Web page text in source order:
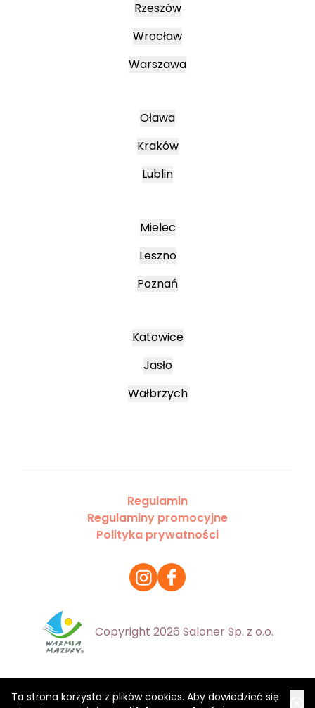
Ta strona korzysta z plików cookies. Aby dowiedzieć się
Rzeszów
Wrocław
Warszawa
Oława
Kraków
Lublin
Mielec
Leszno
Poznań
Katowice
Jasło
Wałbrzych
Regulamin
Regulaminy promocyjne
Polityka prywatności
Copyright 2026 Saloner Sp. z o.o.